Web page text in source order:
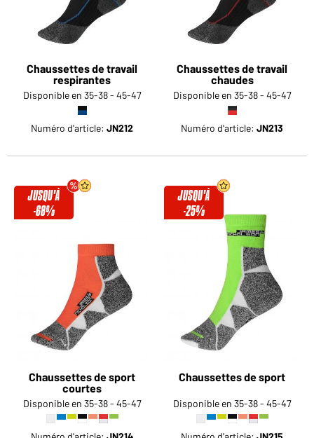
Chaussettes de travail
respirantes
Disponible en 35-38 - 45-47
Numéro d'article: JN212
Chaussettes de travail
chaudes
Disponible en 35-38 - 45-47
Numéro d'article: JN213
JUSQU'À
-68%
Chaussettes de sport
courtes
Disponible en 35-38 - 45-47
JUSQU'À
-25%
Chaussettes de sport
Disponible en 35-38 - 45-47